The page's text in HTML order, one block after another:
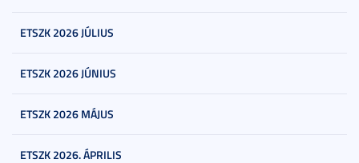
ETSZK 2026 JÚLIUS
ETSZK 2026 JÚNIUS
ETSZK 2026 MÁJUS
ETSZK 2026. ÁPRILIS